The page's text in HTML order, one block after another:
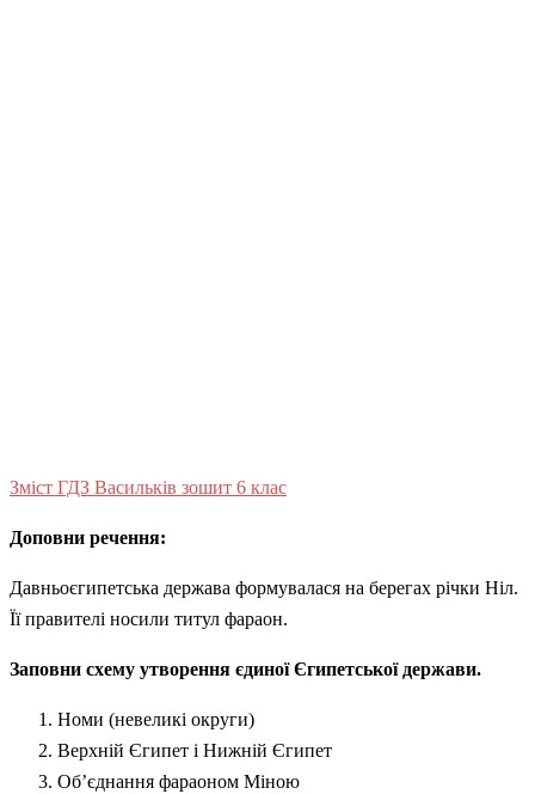
Зміст ГДЗ Васильків зошит 6 клас
Доповни речення:
Давньоєгипетська держава формувалася на берегах річки Ніл.
Її правителі носили титул фараон.
Заповни схему утворення єдиної Єгипетської держави.
Номи (невеликі округи)
Верхній Єгипет і Нижній Єгипет
Об’єднання фараоном Міною